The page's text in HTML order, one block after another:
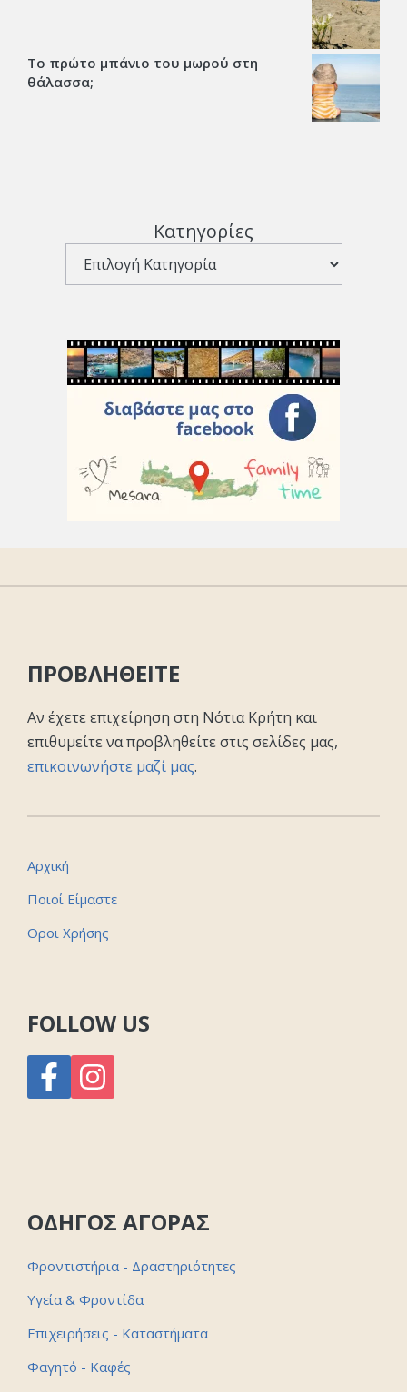
Το πρώτο μπάνιο του μωρού στη
θάλασσα;
Κατηγορίες
ΠΡΟΒΛΗΘΕΙΤΕ
Αν έχετε επιχείρηση στη Νότια Κρήτη και
επιθυμείτε να προβληθείτε στις σελίδες μας,
επικοινωνήστε μαζί μας.
Αρχική
Ποιοί Είμαστε
Οροι Χρήσης
FOLLOW US
ΟΔΗΓΟΣ ΑΓΟΡΑΣ
Φροντιστήρια - Δραστηριότητες
Υγεία & Φροντίδα
Επιχειρήσεις - Καταστήματα
Φαγητό - Καφές